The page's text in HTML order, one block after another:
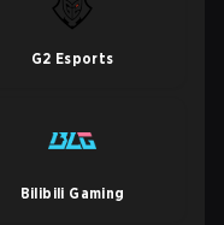
G2 Esports
Bilibili Gaming